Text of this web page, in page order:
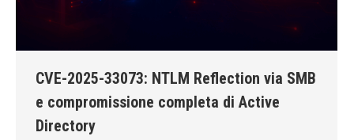
CVE-2025-33073: NTLM Reflection via SMB
e compromissione completa di Active
Directory